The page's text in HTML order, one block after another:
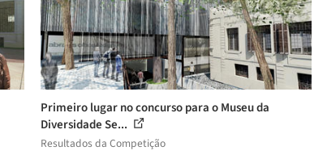
Primeiro lugar no concurso para o Museu da
Diversidade Se...
Resultados da Competição